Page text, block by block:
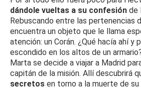
dándole vueltas a su confesión de
Rebuscando entre las pertenencias
encuentra un objeto que le llama
atención: un Corán. ¿Qué hacía ahí y
escondido en los altos de un
Marta se decide a viajar a Madrid
capitán de la misión. Allí descubrirá
secretos en torno a la muerte de su